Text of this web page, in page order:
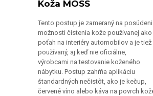
možnosti čistenia kože používanej ako
poťah na interiéry automobilov a je tiež
používaný, aj keď nie oficiálne,
výrobcami na testovanie koženého
nábytku. Postup zahŕňa aplikáciu
štandardných nečistôt, ako je kečup,
červené víno alebo káva na povrch kože.
Koža sa potom hodnotí na základe